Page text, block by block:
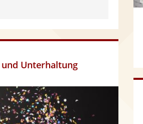
und Unterhaltung